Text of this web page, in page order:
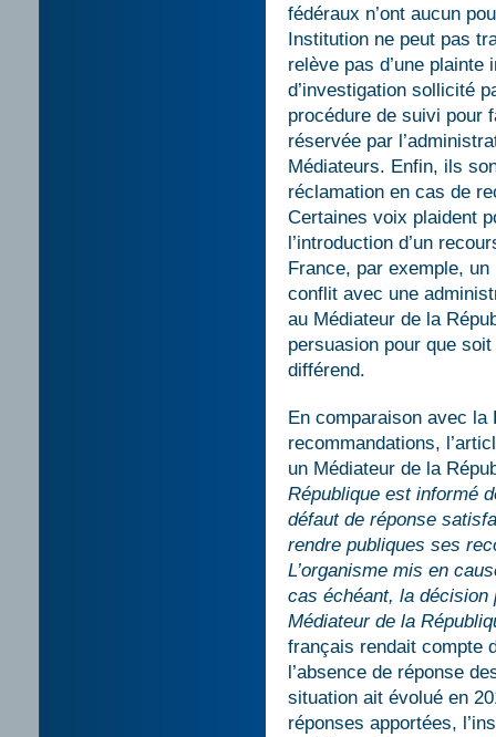
fédéraux n’ont aucun
Institution ne peut pas
relève pas d’une plainte
d’investigation sollicité
procédure de suivi pour
réservée par
Médiateurs. Enfin, ils
réclamation en cas de
Certaines voix plaident
l’introduction d’un
France, par exemple,
conflit avec une
au Médiateur de la
persuasion pour que
différend.
En comparaison avec la
recommandations,
un Médiateur de la
République est informé
défaut de réponse
rendre publiques ses
L’organisme mis en
cas échéant, la
Médiateur de la
français rendait compte
l’absence de réponse
situation ait évolué en
réponses apportées,